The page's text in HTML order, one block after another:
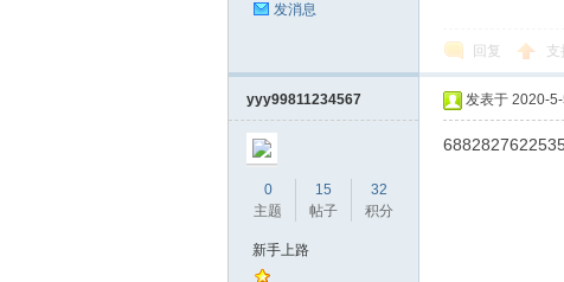
发消息
回复 支
yyy99811234567
0
主题
15
帖子
32
积分
新手上路
发表于 2020-